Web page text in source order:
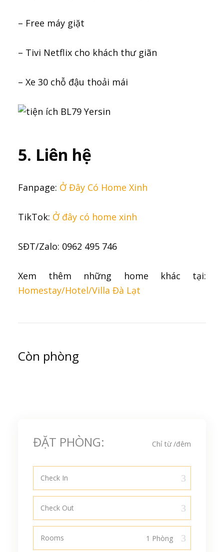
– Free máy giặt
– Tivi Netflix cho khách thư giãn
– Xe 30 chỗ đậu thoải mái
5. Liên hệ
Fanpage: Ở Đây Có Home Xinh
TikTok: Ở đây có home xinh
SĐT/Zalo: 0962 495 746
Xem thêm những home khác tại:
Homestay/Hotel/Villa Đà Lạt
Còn phòng
ĐẶT PHÒNG: Chỉ từ/đêm
Check In
Check Out
Rooms